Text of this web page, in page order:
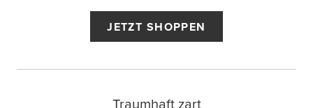
JETZT SHOPPEN
Traumhaft zart